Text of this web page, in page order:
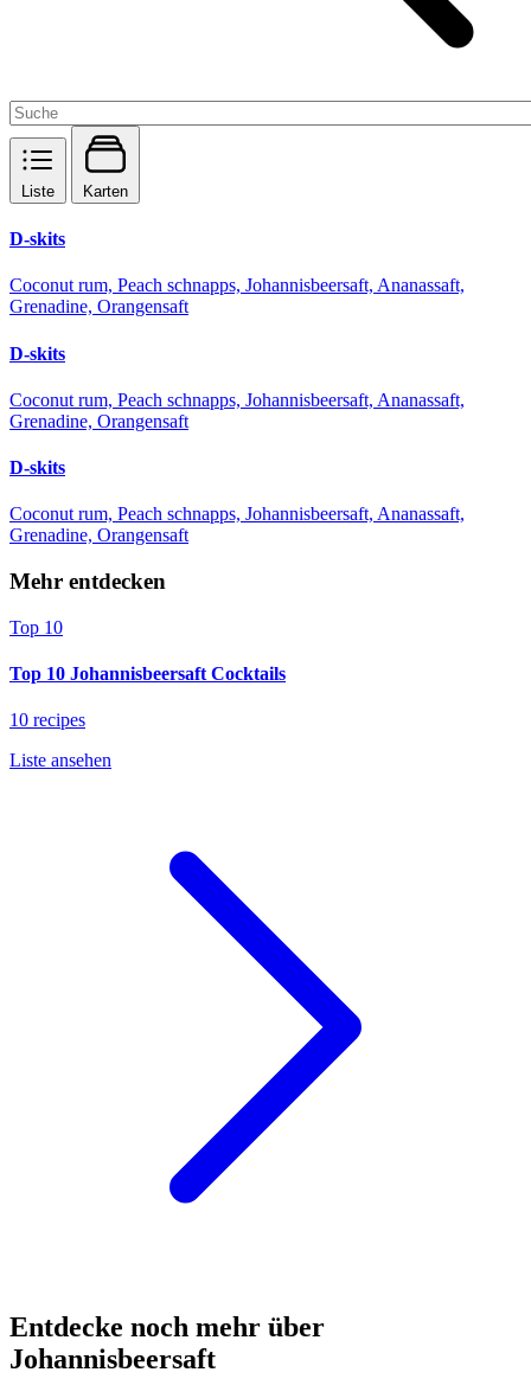
Liste Karten
D-skits
Coconut rum, Peach schnapps, Johannisbeersaft, Ananassaft,
Grenadine, Orangensaft
D-skits
Coconut rum, Peach schnapps, Johannisbeersaft, Ananassaft,
Grenadine, Orangensaft
D-skits
Coconut rum, Peach schnapps, Johannisbeersaft, Ananassaft,
Grenadine, Orangensaft
Mehr entdecken
Top 10
Top 10 Johannisbeersaft Cocktails
10 recipes
Liste ansehen
Entdecke noch mehr über
Johannisbeersaft